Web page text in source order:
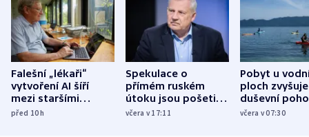
Falešní „lékaři“
vytvoření AI šíří
mezi staršími
Poláky nebezpečné
před 10h
Spekulace o
přímém ruském
útoku jsou pošetilé,
míní estonský
včera v 17:11
Pobyt u
ploch zvyšuje
duševní
ukázala
včera v 07:30